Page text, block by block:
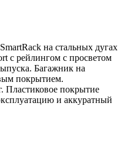
на стальных дугах
с рейлингом с просветом
Багажник на
покрытием.
Пластиковое покрытие
и аккуратный